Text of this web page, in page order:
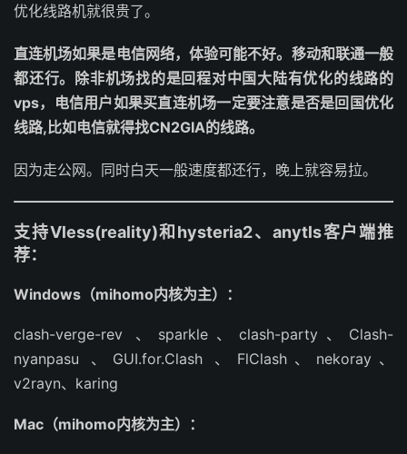
优化线路机就很贵了。
直连机场如果是电信网络，体验可能不好。移动和联通一般
都还行。除非机场找的是回程对中国大陆有优化的线路的
vps，电信用户如果买直连机场一定要注意是否是回国优化
线路,比如电信就得找CN2GIA的线路。
因为走公网。同时白天一般速度都还行，晚上就容易拉。
支持Vless(reality)和hysteria2、anytls客户端推
荐：
Windows（mihomo内核为主）：
clash-verge-rev 、sparkle、clash-party、Clash-
nyanpasu 、GUI.for.Clash 、FlClash、nekoray、
v2rayn、karing
Mac（mihomo内核为主）：